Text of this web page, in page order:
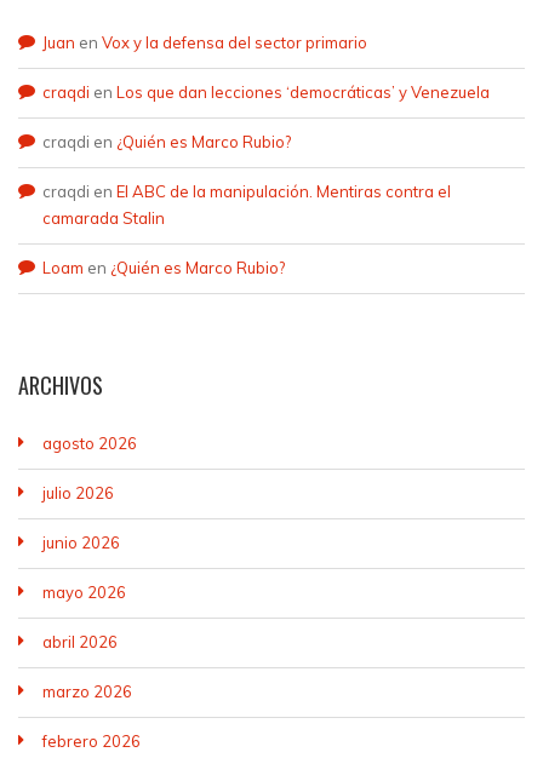
Juan en Vox y la defensa del sector primario
craqdi en Los que dan lecciones ‘democráticas’ y Venezuela
craqdi en ¿Quién es Marco Rubio?
craqdi en El ABC de la manipulación. Mentiras contra el
camarada Stalin
Loam en ¿Quién es Marco Rubio?
ARCHIVOS
agosto 2026
julio 2026
junio 2026
mayo 2026
abril 2026
marzo 2026
febrero 2026